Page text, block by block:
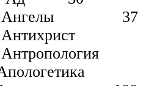
37